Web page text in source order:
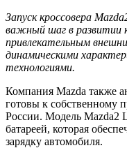
Запуск кроссовера
важный шаг в развитии
привлекательным
динамическими
технологиями.
Компания Mazda также
готовы к собственному
России. Модель Mazda2
батареей, которая
зарядку автомобиля.